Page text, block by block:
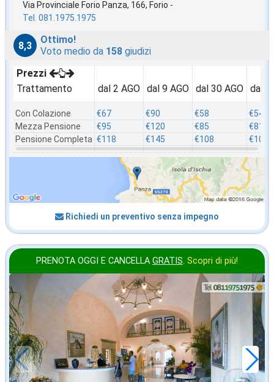
Via Provinciale Forio Panza, 166, Forio -
Tel. 081.1975.1975
8,3
Ottimo!
Voto medio da 158 giudizi
Prezzi
Trattamento
Con Colazione
Mezza Pensione
Pensione Completa
dal 2 AGO
€67
€95
€118
dal 9 AGO
€90
€120
€145
dal 30 AGO
€58
€85
€108
dal
€54
€81
€103
Richiedi un preventivo senza impegno
PRENOTA OGGI E CANCELLA GRATIS. Scopri di più!
in offerta da
€ ,71
a notte